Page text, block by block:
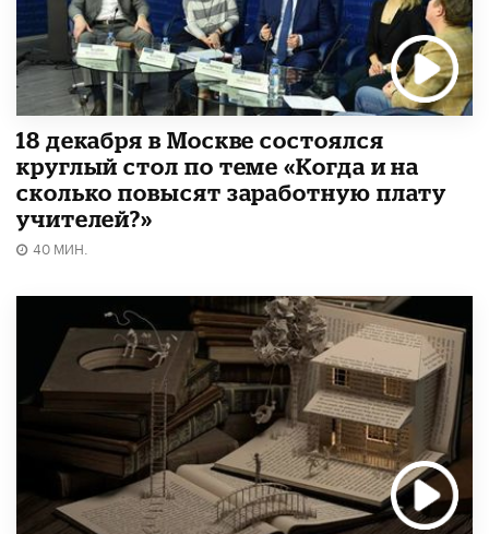
18 декабря в Москве состоялся
круглый стол по теме «Когда и на
сколько повысят заработную плату
учителей?»
40 МИН.